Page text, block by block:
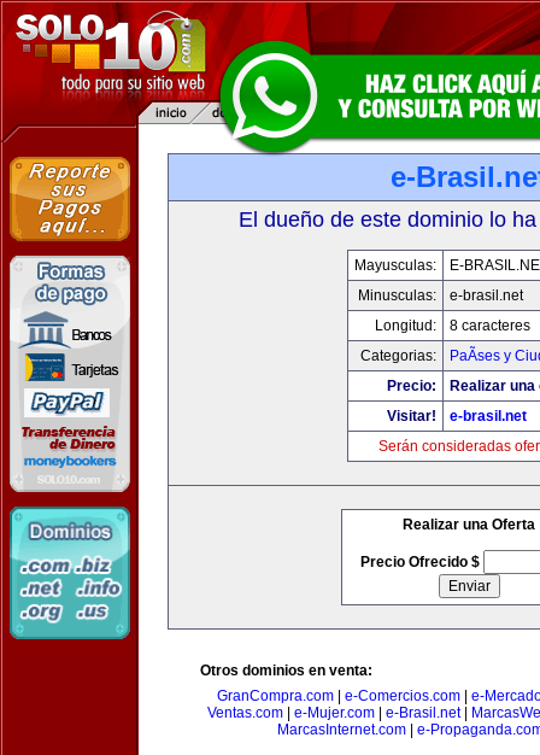
e-
El dueño de este dominio lo
Mayusculas:
E-
Minusculas:
e-brasil.net
Longitud:
8 caracteres
Categorias:
PaÃ­ses y
Precio:
Realizar
Visitar!
e-brasil.net
Serán consideradas
Realizar una Oferta
Precio Ofrecido $
Otros dominios en venta:
GranCompra.com
e-Comercios.com
e-
Ventas.com| e-Mujer.com| e-Brasil.net|
MarcasInternet.com
e-